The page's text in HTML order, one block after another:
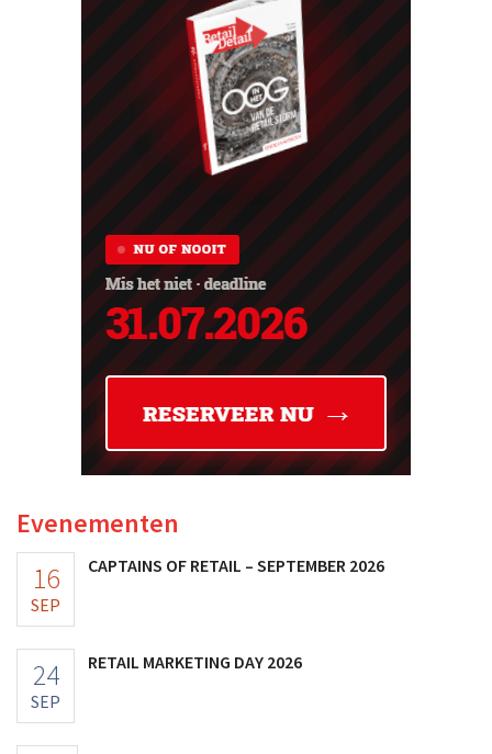
Evenementen
16
SEP
CAPTAINS OF RETAIL – SEPTEMBER 2026
24
SEP
RETAIL MARKETING DAY 2026